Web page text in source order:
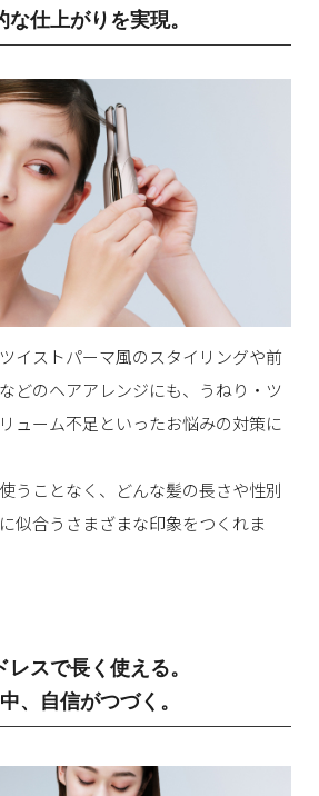
な仕上がりを実現。
イストパーマ風のスタイリングや前
どのヘアアレンジにも、うねり・ツ
ューム不足といったお悩みの対策に
うことなく、どんな髪の長さや性別
似合うさまざまな印象をつくれま
レスで長く使える。
、自信がつづく。